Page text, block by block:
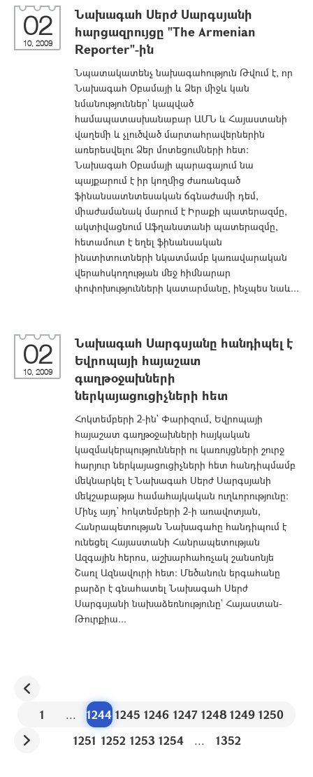
02
10, 2009
Նախագահ Սերժ Սարգսյանի
հարցազրույցը "The Armenian
Reporter"-ին
Նպատակատենչ նախագահություն Թվում է, որ
Նախագահ Օբամայի և Ձեր միջև կան
նմանություններ` կապված
համապատասխանաբար ԱՄՆ և Հայաստանի
վաղեմի և չլուծված մարտահրավերներին
առերեսվելու Ձեր մոտեցումների հետ:
Նախագահ Օբամայի պարագայում նա
պայքարում է իր կողմից ժառանգած
ֆինանսատնտեսական ճգնաժամի դեմ,
միաժամանակ մարում է Իրաքի պատերազմը,
ակտիվացնում Աֆղանստանի պատերազմը,
հետամուտ է եղել ֆինանսական
ինստիտուտների նկատմամբ կառավարական
վերահսկողության մեջ հիմնարար
փոփոխությունների կատարմանը, ինչպես նաև...
02
10, 2009
Նախագահ Սարգսյանը հանդիպել է
Եվրոպայի հայաշատ
գաղթօջախների
ներկայացուցիչների հետ
Հոկտեմբերի 2-ին` Փարիզում, Եվրոպայի
հայաշատ գաղթօջախների հայկական
կազմակերպությունների ու կառույցների շուրջ
հարյուր ներկայացուցիչների հետ հանդիպմամբ
մեկնարկել է Նախագահ Սերժ Սարգսյանի
մեկշաբաթյա համահայկական ուղևորությունը:
Մինչ այդ` հոկտեմբերի 2-ի առավոտյան,
Հանրապետության Նախագահը հանդիպում է
ունեցել Հայաստանի Հանրապետության
Ազգային հերոս, աշխարհահռչակ շանսոնյե
Շառլ Ազնավուրի հետ: Մեծանուն երգահանը
բարձր է գնահատել Նախագահ Սերժ
Սարգսյանի նախաձեռնությունը` Հայաստան-
Թուրքիա...
1 ... 1244 1245 1246 1247 1248 1249 1250
1251 1252 1253 1254 ... 1352